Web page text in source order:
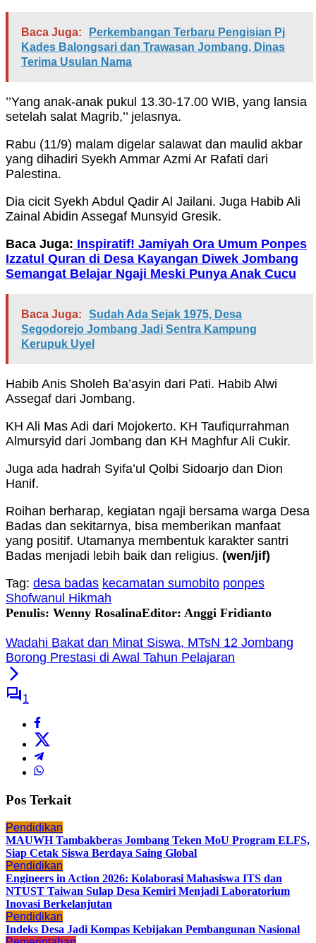
Baca Juga:
Perkembangan Terbaru Pengisian Pj
Kades Balongsari dan Trawasan Jombang, Dinas
Terima Usulan Nama
’’Yang anak-anak pukul 13.30-17.00 WIB, yang lansia
setelah salat Magrib,’’ jelasnya.
Rabu (11/9) malam digelar salawat dan maulid akbar
yang dihadiri Syekh Ammar Azmi Ar Rafati dari
Palestina.
Dia cicit Syekh Abdul Qadir Al Jailani. Juga Habib Ali
Zainal Abidin Assegaf Munsyid Gresik.
Baca Juga: Inspiratif! Jamiyah Ora Umum Ponpes
Izzatul Quran di Desa Kayangan Diwek Jombang
Semangat Belajar Ngaji Meski Punya Anak Cucu
Baca Juga:
Sudah Ada Sejak 1975, Desa
Segodorejo Jombang Jadi Sentra Kampung
Kerupuk Uyel
Habib Anis Sholeh Ba’asyin dari Pati. Habib Alwi
Assegaf dari Jombang.
KH Ali Mas Adi dari Mojokerto. KH Taufiqurrahman
Almursyid dari Jombang dan KH Maghfur Ali Cukir.
Juga ada hadrah Syifa’ul Qolbi Sidoarjo dan Dion
Hanif.
Roihan berharap, kegiatan ngaji bersama warga Desa
Badas dan sekitarnya, bisa memberikan manfaat
yang positif. Utamanya membentuk karakter santri
Badas menjadi lebih baik dan religius. (wen/jif)
Tag: desa badas kecamatan sumobito ponpes
Shofwanul Hikmah
Penulis: Wenny RosalinaEditor: Anggi Fridianto
Wadahi Bakat dan Minat Siswa, MTsN 12 Jombang
Borong Prestasi di Awal Tahun Pelajaran
1
Pos Terkait
Pendidikan
MAUWH Tambakberas Jombang Teken MoU Program ELFS,
Siap Cetak Siswa Berdaya Saing Global
Pendidikan
Engineers in Action 2026: Kolaborasi Mahasiswa ITS dan
NTUST Taiwan Sulap Desa Kemiri Menjadi Laboratorium
Inovasi Berkelanjutan
Pendidikan
Indeks Desa Jadi Kompas Kebijakan Pembangunan Nasional